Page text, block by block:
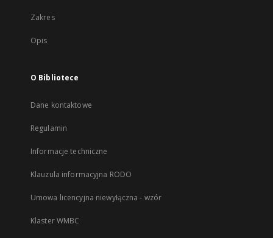
Zakres
Opis
O Bibliotece
Dane kontaktowe
Regulamin
Informacje techniczne
Klauzula informacyjna RODO
Umowa licencyjna niewyłączna - wzór
Klaster WMBC